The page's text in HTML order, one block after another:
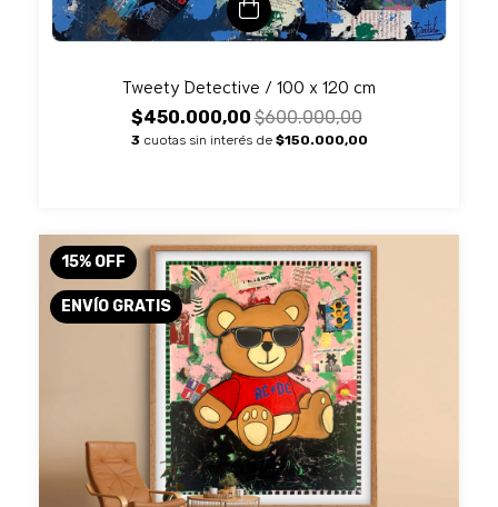
Tweety Detective / 100 x 120 cm
$450.000,00$600.000,00
3 cuotas sin interés de $150.000,00
15% OFF
ENVÍO GRATIS